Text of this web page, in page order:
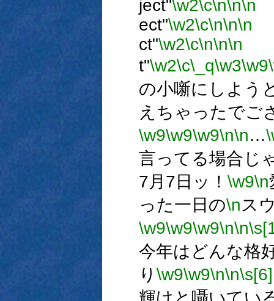
ject"\w2\c\n\n\n
ect"\w2\c\n\n\n
ct"\w2\c\n\n\n
t"\w2\c\_q\w3\w9
の小噺にしよう
えちゃったでご
\w9\w9\w9\n\n…
言ってる場合じ
7月7日ッ！ \w9\n
った一日の\nス
\w9\w9\w9\n\n
今年はどんな格
り \w9\w9\n\n\s[6]